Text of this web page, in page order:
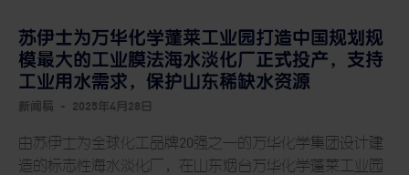
苏伊士为万华化学蓬莱工业园打造中国规划规
模最大的工业膜法海水淡化厂正式投产，支持
工业用水需求，保护山东稀缺水资源
新闻稿 - 2025年4月28日
由苏伊士为全球化工品牌20强之一的万华化学集团设计建
造的标志性海水淡化厂，在山东烟台万华化学蓬莱工业园